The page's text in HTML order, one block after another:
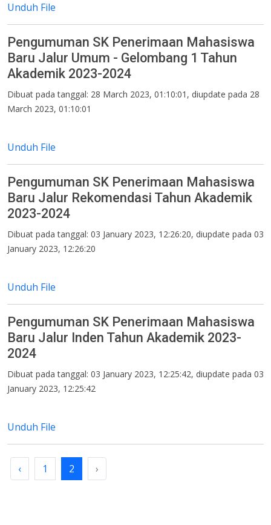
Unduh File
Pengumuman SK Penerimaan Mahasiswa
Baru Jalur Umum - Gelombang 1 Tahun
Akademik 2023-2024
Dibuat pada tanggal: 28 March 2023, 01:10:01, diupdate pada 28
March 2023, 01:10:01
Unduh File
Pengumuman SK Penerimaan Mahasiswa
Baru Jalur Rekomendasi Tahun Akademik
2023-2024
Dibuat pada tanggal: 03 January 2023, 12:26:20, diupdate pada 03
January 2023, 12:26:20
Unduh File
Pengumuman SK Penerimaan Mahasiswa
Baru Jalur Inden Tahun Akademik 2023-
2024
Dibuat pada tanggal: 03 January 2023, 12:25:42, diupdate pada 03
January 2023, 12:25:42
Unduh File
‹ 1 2 ›